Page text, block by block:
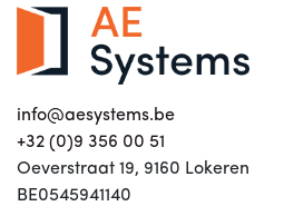
info@aesystems.be
+32 (0)9 356 00 51
Oeverstraat 19, 9160 Lokeren
BE0545941140